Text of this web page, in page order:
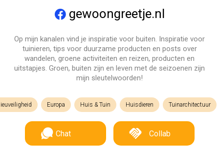
gewoongreetje.nl
Op mijn kanalen vind je inspiratie voor buiten. Inspiratie voor
tuinieren, tips voor duurzame producten en posts over
wandelen, groene activiteiten en reizen, producten en
uitstapjes. Groen, buiten zijn en leven met de seizoenen zijn
mijn sleutelwoorden!
Europa Huis & Tuin Huisdieren Tuinarchitectuur
Chat Collab